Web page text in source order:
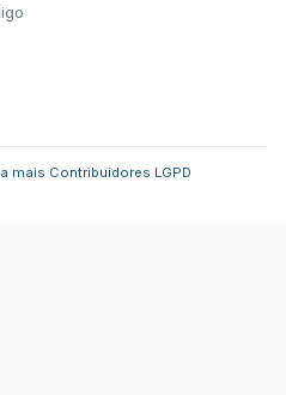
mais Contribuidores LGPD